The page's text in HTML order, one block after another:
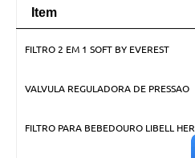
Item
FILTRO 2 EM 1 SOFT BY EVEREST
VALVULA REGULADORA DE PRESSAO
FILTRO PARA BEBEDOURO LIBELL